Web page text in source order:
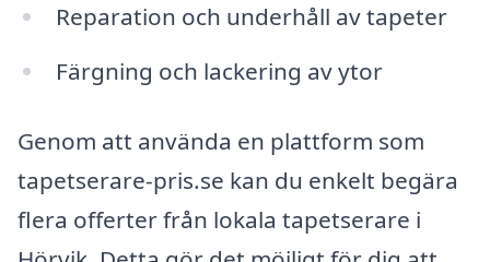
Reparation och underhåll av tapeter
Färgning och lackering av ytor
Genom att använda en plattform som
tapetserare-pris.se kan du enkelt begära
flera offerter från lokala tapetserare i